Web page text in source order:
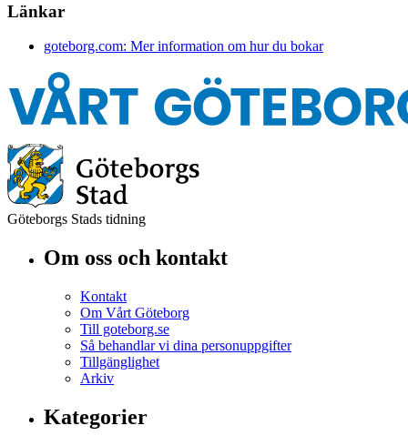
Länkar
goteborg.com: Mer information om hur du bokar
Göteborgs Stads tidning
Om oss och kontakt
Kontakt
Om Vårt Göteborg
Till goteborg.se
Så behandlar vi dina personuppgifter
Tillgänglighet
Arkiv
Kategorier